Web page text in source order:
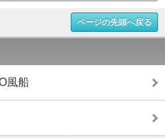
ページの先頭へ戻る
風船